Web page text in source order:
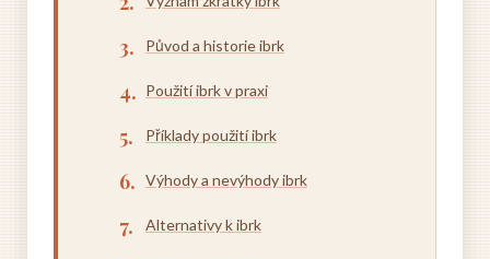
Původ a historie ibrk
Použití ibrk v praxi
Příklady použití ibrk
Výhody a nevýhody ibrk
Alternativy k ibrk